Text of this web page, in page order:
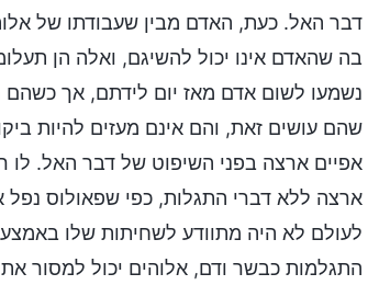
דבר האל. כעת, האדם מבין שעבודתו של
בה שהאדם אינו יכול להשיגם, ואלה הן
נשמעו לשום אדם מאז יום לידתם, אך כשהם
שהם עושים זאת, והם אינם מעזים להיות
אפיים ארצה בפני השיפוט של דבר האל. לו
ארצה ללא דברי התגלות, כפי שפאולוס
לעולם לא היה מתוודע לשחיתות שלו
התגלמות כבשר ודם, אלוהים יכול למסור את